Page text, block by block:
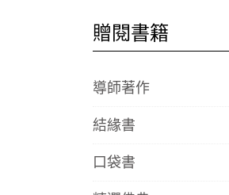
贈閱書籍
導師著作
結緣書
口袋書